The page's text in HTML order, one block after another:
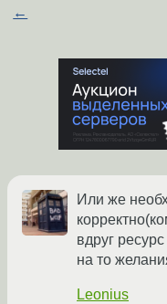
←
Или же
вдруг
на то
Leonius